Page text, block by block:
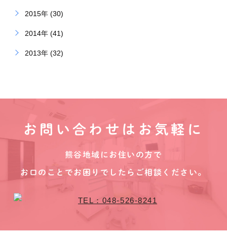
2015年 (30)
2014年 (41)
2013年 (32)
お問い合わせはお気軽に
熊谷地域にお住いの方で
お口のことでお困りでしたらご相談ください。